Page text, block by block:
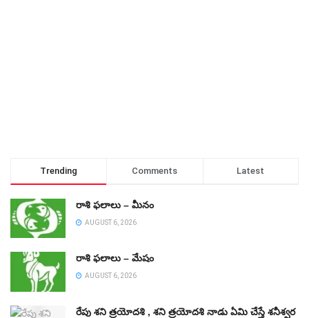
Trending Comments Latest
రాశి ఫలాలు – మీనం
AUGUST 6, 2026
రాశి ఫలాలు – మేషం
AUGUST 6, 2026
రేపు శని త్రయోదశి , శని త్రయోదశి నాడు ఏమి చేస్తే శనీశ్వర